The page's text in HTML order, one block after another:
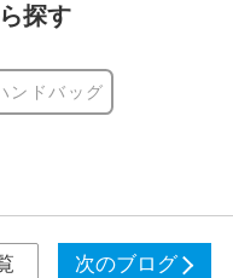
探す
ンドバッグ
次のブログ